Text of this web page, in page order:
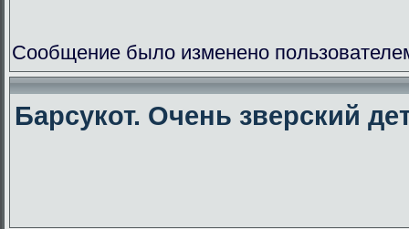
Сообщение было изменено
Барсукот. Очень зверский